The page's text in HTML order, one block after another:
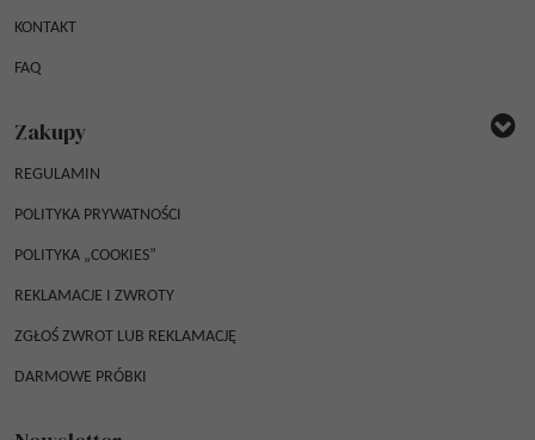
KONTAKT
FAQ
Zakupy
REGULAMIN
POLITYKA PRYWATNOŚCI
POLITYKA „COOKIES”
REKLAMACJE I ZWROTY
ZGŁOŚ ZWROT LUB REKLAMACJĘ
DARMOWE PRÓBKI